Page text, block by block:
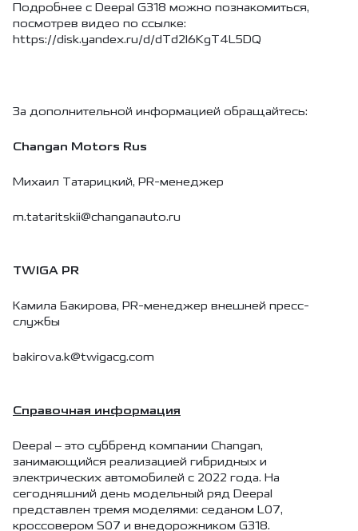
Подробнее с Deepal G318 можно познакомиться,
посмотрев видео по ссылке:
https://disk.yandex.ru/d/dTd2I6KgT4L5DQ
За дополнительной информацией обращайтесь:
Changan Motors Rus
Михаил Татарицкий, PR-менеджер
m.tataritskii@changanauto.ru
TWIGA PR
Камила Бакирова, PR-менеджер внешней пресс-
службы
bakirova.k@twigacg.com
Справочная информация
Deepal – это суббренд компании Changan,
занимающийся реализацией гибридных и
электрических автомобилей с 2022 года. На
сегодняшний день модельный ряд Deepal
представлен тремя моделями: седаном L07,
кроссовером S07 и внедорожником G318.